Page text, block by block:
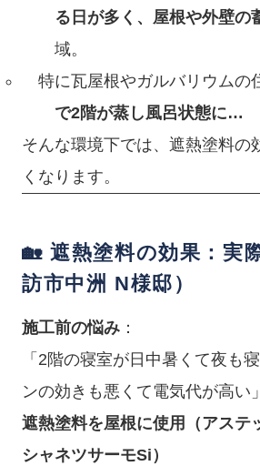
る日が多く、屋根や外壁の
域。
特に瓦屋根やガルバリウムの
で2階が蒸し風呂状態に…
そんな環境下では、遮熱塗料の
くなります。
🏡 遮熱塗料の効果：実
訪市中洲 N様邸）
施工前の悩み：
「2階の寝室が日中暑くて夜も
ンの効きも悪くて電気代が高い」
遮熱塗料を屋根に使用（アステ
シャネツサーモSi）